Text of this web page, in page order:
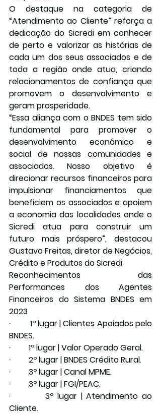
O destaque na categoria de
“Atendimento ao Cliente” reforça a
dedicação do Sicredi em conhecer
de perto e valorizar as histórias de
cada um dos seus associados e de
toda a região onde atua, criando
relacionamentos de confiança que
promovem o desenvolvimento e
geram prosperidade.
“Essa aliança com o BNDES tem sido
fundamental para promover o
desenvolvimento econômico e
social de nossas comunidades e
associados. Nosso objetivo é
direcionar recursos financeiros para
impulsionar financiamentos que
beneficiem os associados e apoiem
a economia das localidades onde o
Sicredi atua para construir um
futuro mais próspero”, destacou
Gustavo Freitas, diretor de Negócios,
Crédito e Produtos do Sicredi
Reconhecimentos das
Performances dos Agentes
Financeiros do Sistema BNDES em
2023
·         1º lugar | Clientes Apoiados pelo
BNDES.
·         1º lugar | Valor Operado Geral.
·         2º lugar | BNDES Crédito Rural.
·         3º lugar | Canal MPME.
·         3º lugar | FGI/PEAC.
·         3º lugar | Atendimento ao
Cliente.